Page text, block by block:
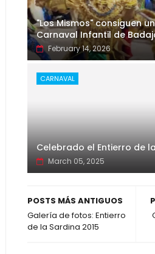
"Los Mismos" consiguen
Carnaval Infantil de
February 14, 2026
CARNAVAL
Celebrado el Entierro de
March 05, 2025
POSTS MÁS ANTIGUOS
Galería de fotos: Entierro
de la Sardina 2015